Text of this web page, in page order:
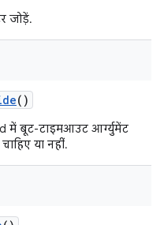
जोड़ें.
()
में बूट-टाइमआउट आर्ग्युमेंट
या नहीं.